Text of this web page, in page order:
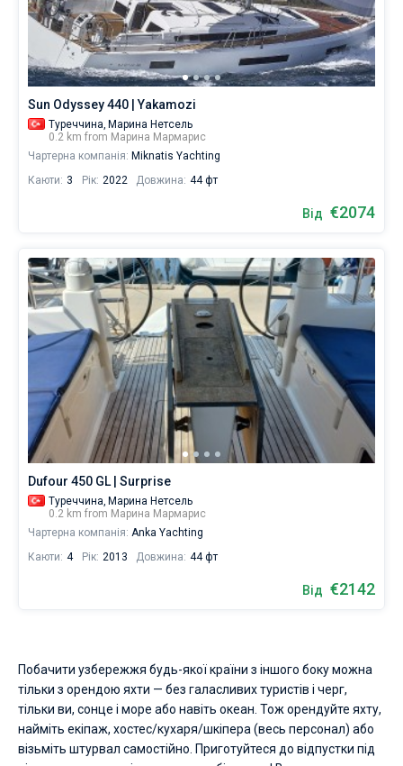
Sun Odyssey 440 | Yakamozi
Туреччина, Марина Нетсель
0.2 km from Марина Мармарис
Чартерна компанія: Miknatis Yachting
Каюти: 3 Рік: 2022 Довжина: 44 фт
Від €2074
Dufour 450 GL | Surprise
Туреччина, Марина Нетсель
0.2 km from Марина Мармарис
Чартерна компанія: Anka Yachting
Каюти: 4 Рік: 2013 Довжина: 44 фт
Від €2142
Побачити узбережжя будь-якої країни з іншого боку можна
тільки з орендою яхти — без галасливих туристів і черг,
тільки ви, сонце і море або навіть океан. Тож орендуйте яхту,
найміть екіпаж, хостес/кухаря/шкіпера (весь персонал) або
візьміть штурвал самостійно. Приготуйтеся до відпустки під